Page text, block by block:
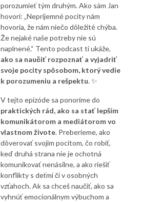
porozumieť tým druhým. Ako sám Jan
hovorí: „Nepríjemné pocity nám
hovoria, že nám niečo dôležité chýba.
Že nejaké naše potreby nie sú
naplnené.“ Tento podcast ti ukáže,
ako sa naučiť rozpoznať a vyjadriť
svoje pocity spôsobom, ktorý vedie
k porozumeniu a rešpektu. ✨
V tejto epizóde sa ponoríme do
praktických rád, ako sa stať lepším
komunikátorom a mediátorom vo
vlastnom živote. Preberieme, ako
dôverovať svojim pocitom, čo robiť,
keď druhá strana nie je ochotná
komunikovať nenásilne, a ako riešiť
konflikty s deťmi či v osobných
vzťahoch. Ak sa chceš naučiť, ako sa
vyhnúť emocionálnym výbuchom a